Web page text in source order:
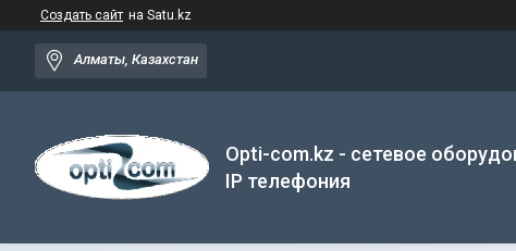
Создать сайт на Satu.kz
Алматы, Казахстан
Opti-com.kz - сетевое
IP телефония